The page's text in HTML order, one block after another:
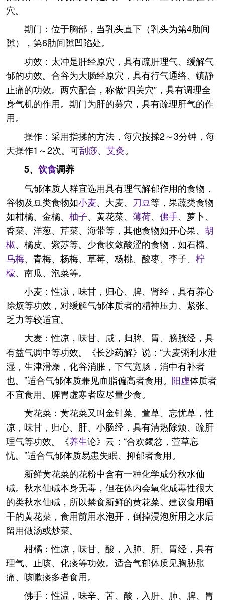
穴。
期门：位于胸部，当乳头直下（乳头为第4肋间
隙），第6肋间隙凹陷处。
功效：太冲是肝经原穴，具有疏肝理气、缓解气
郁的功效。合谷为大肠经原穴，具有行气通络、镇静
止痛的功效。两穴配合，称做“四关穴”，具有调理全
身气机的作用。期门为肝的募穴，具有疏理肝气的作
用。
操作：采用指揉的方法，每穴按揉2～3分钟，每
天操作1～2次。可刮痧、 艾灸。
5、饮食调养
气郁体质人群宜选用具有理气解郁作用的食物，
谷物及豆类食物如小麦、大麦、 刀豆等，果蔬类食物
如柑橘、金橘、 柚子、黄花菜、 薄荷、 佛手、萝卜、
香菜、洋葱、芹菜、海带等，其他食物如开心果、 胡
椒、橘皮、紫苏等。少食收敛酸涩的食物，如石榴、
乌梅、青梅、杨梅、草莓、杨桃、酸枣、李子、 柠
檬、南瓜、泡菜等。
小麦：性凉，味甘，归心、脾、肾经，具有养心
除烦等功效，对缓解气郁体质者的精神压力、紧张、
乏力等较适宜。
大麦：性凉，味甘、咸，归脾、胃、膀胱经，具
有益气调中等功效。《长沙药解》说：“大麦粥利水泄
湿，生津滑燥，化谷消胀，下气宽肠，消中有补者
也。”适合气郁体质兼见血脂偏高者食用。 阳虚体质者
不宜食用。脾胃虚寒者应尽量少食。
黄花菜：黄花菜又叫金针菜、萱草、忘忧草，性
凉，味甘，归心、肝、小肠经，具有清热除烦、疏肝
理气等功效。《养生论》云：“合欢蠲忿，萱草忘
忧。”适合气郁体质易患失眠、抑郁者食用。
新鲜黄花菜的花粉中含有一种化学成分秋水仙
碱。秋水仙碱本身无毒，但在体内会氧化成毒性很大
的类秋水仙碱，所以禁食新鲜的黄花菜。建议食用晒
干的黄花菜，食用前用水泡开，倒掉浸泡所用之水后
留用做汤或炒菜。
柑橘：性凉，味甘、酸，入肺、肝、胃经，具有
理气、止咳、化痰等功效。适合气郁体质见胸胁胀
痛、咳嗽痰多者食用。
佛手：性温，味辛、苦、酸，入肝、肺、脾、胃